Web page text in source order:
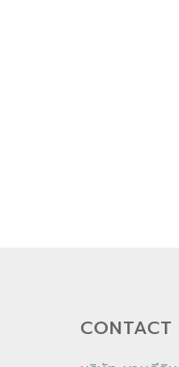
CONTACT